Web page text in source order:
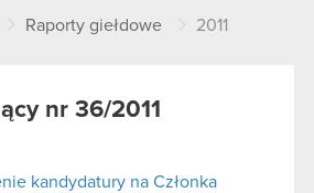
Raporty giełdowe 2011
nr 36/2011
kandydatury na Członka